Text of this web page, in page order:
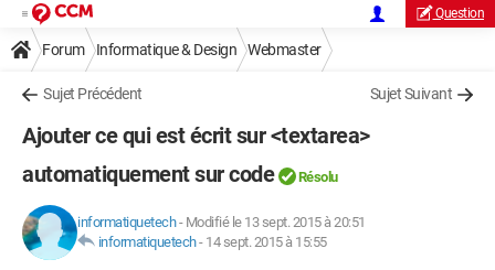
Question
Forum Informatique & Design Webmaster
Sujet Précédent Sujet Suivant
Ajouter ce qui est écrit sur <textarea>
automatiquement sur code
Résolu
informatiquetech- Modifié le 13 sept. 2015 à 20:51
informatiquetech- 14 sept. 2015 à 15:55